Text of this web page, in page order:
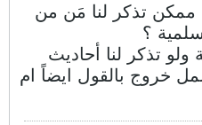
ممكن تذكر لنا مَن من
؟
ولو تذكر لنا أحاديث
خروج بالقول ايضاً ام